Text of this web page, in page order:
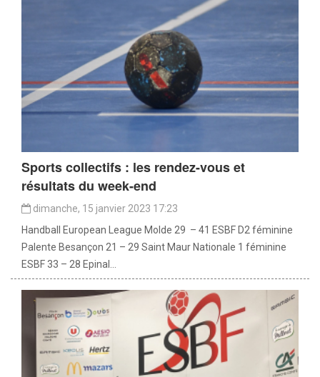
Sports collectifs : les rendez-vous et
résultats du week-end
dimanche, 15 janvier 2023 17:23
Handball European League Molde 29 – 41 ESBF D2 féminine
Palente Besançon 21 – 29 Saint Maur Nationale 1 féminine
ESBF 33 – 28 Epinal...